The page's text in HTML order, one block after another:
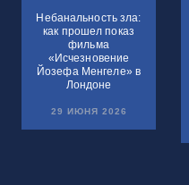
Небанальность зла:
как прошел показ
фильма
«Исчезновение
Йозефа Менгеле» в
Лондоне
29 ИЮНЯ 2026